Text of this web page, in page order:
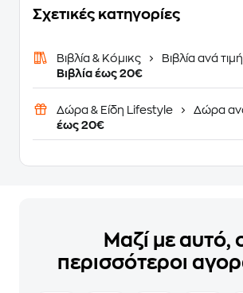
Σχετικές κατηγορίες
Βιβλία & Κόμικς
Βιβλία ανά τιμή
Βιβλία έως 20€
Δώρα & Είδη Lifestyle
Δώρα
έως 20€
Μαζί με αυτό,
περισσότεροι